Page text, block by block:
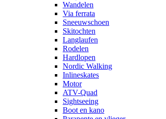
Wandelen
Via ferrata
Sneeuwschoen
Skitochten
Langlaufen
Rodelen
Hardlopen
Nordic Walking
Inlineskates
Motor
ATV-Quad
Sightseeing
Boot en kano